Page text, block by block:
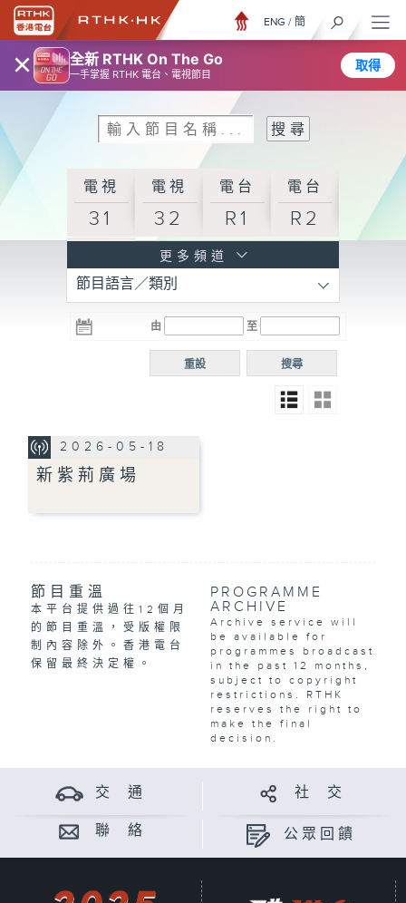
× 全新 RTHK On The Go
一手掌握 RTHK 電台、電視節目
取得
ENG / 簡
電視
31
電視
32
電台
R1
電台
R2
R3
電台 電台
R5
電台
普通
更多頻道
節目語言／類別
由 至
搜尋
重設
2026-05-18
新紫荊廣場
節目重溫
本平台提供過往12個月
的節目重溫，受版權限
制內容除外。香港電台
保留最終決定權。
PROGRAMME
ARCHIVE
Archive service will
be available for
programmes broadcast
in the past 12 months,
subject to copyright
restrictions. RTHK
reserves the right to
make the final
decision.
交 通 社 交
聯 絡 公眾回饋